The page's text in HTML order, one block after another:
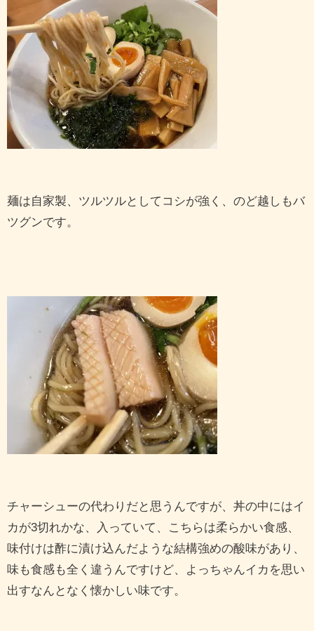
麺は自家製、ツルツルとしてコシが強く、のど越しもバ
ツグンです。
チャーシューの代わりだと思うんですが、丼の中にはイ
カが3切れかな、入っていて、こちらは柔らかい食感、
味付けは酢に漬け込んだような結構強めの酸味があり、
味も食感も全く違うんですけど、よっちゃんイカを思い
出すなんとなく懐かしい味です。